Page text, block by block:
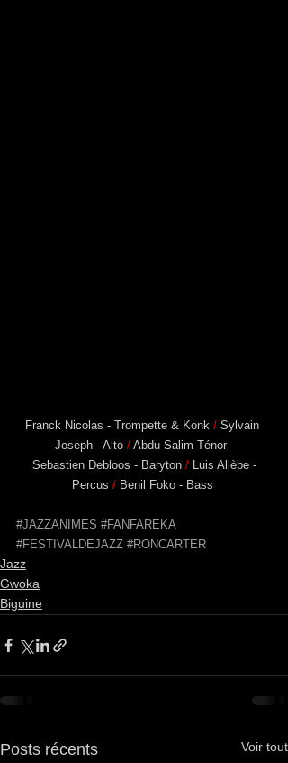
Franck Nicolas - Trompette & Konk / Sylvain
Joseph - Alto / Abdu Salim Ténor
Sebastien Debloos - Baryton / Luis Allèbe -
Percus / Benil Foko - Bass
#JAZZANIMES #FANFAREKA
#FESTIVALDEJAZZ #RONCARTER
Jazz
Gwoka
Biguine
Posts récents Voir tout